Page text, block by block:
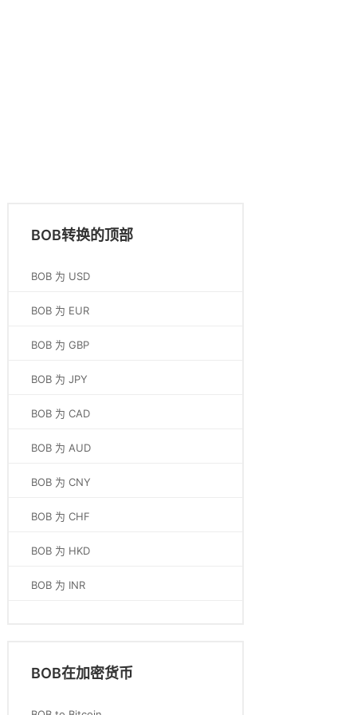
BOB转换的顶部
BOB 为 USD
BOB 为 EUR
BOB 为 GBP
BOB 为 JPY
BOB 为 CAD
BOB 为 AUD
BOB 为 CNY
BOB 为 CHF
BOB 为 HKD
BOB 为 INR
BOB在加密货币